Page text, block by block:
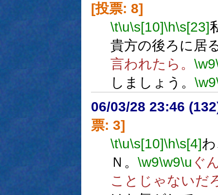
[投票: 8]
\t\u\s[10]\h\s[23]
貴方の後ろに居
言われたら。 \w9
しましょう。 \w9
06/03/28 23:46
票: 3]
\t\u\s[10]\h\s[4]
Ｎ。 \w9\w9\u ぐ
ことじゃないだ